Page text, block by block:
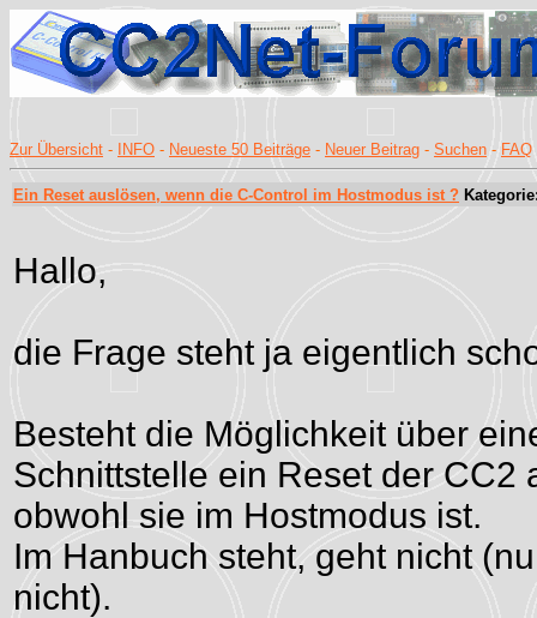
Zur Übersicht - INFO - Neueste 50 Beiträge - Neuer Beitrag - Suchen - FAQ
Ein Reset auslösen, wenn die C-Control im Hostmodus ist ?
Hallo,
die Frage steht ja eigentlich
Besteht die Möglichkeit über
Schnittstelle ein Reset der CC2
obwohl sie im Hostmodus ist.
Im Hanbuch steht, geht nicht
nicht).